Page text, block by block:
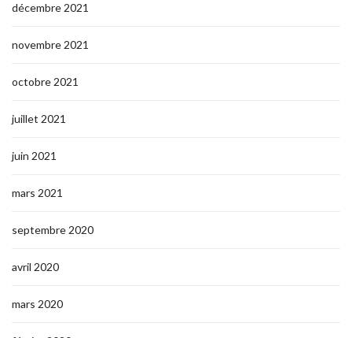
décembre 2021
novembre 2021
octobre 2021
juillet 2021
juin 2021
mars 2021
septembre 2020
avril 2020
mars 2020